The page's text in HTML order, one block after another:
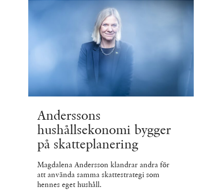
Anderssons
hushållsekonomi bygger
på skatteplanering
Magdalena Andersson klandrar andra för
att använda samma skattestrategi som
hennes eget hushåll.